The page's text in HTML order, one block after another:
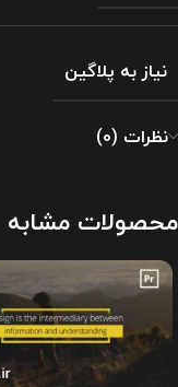
نیاز به پلاگین
نظرات (0)
محصولات مشابه